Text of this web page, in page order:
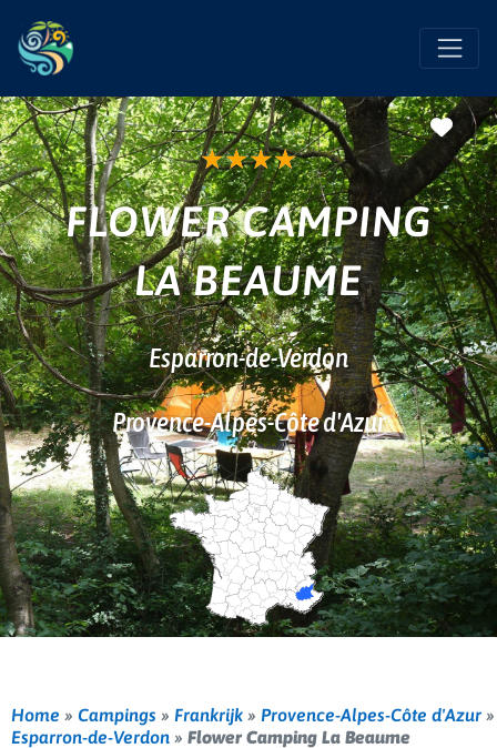
★★★★
FLOWER CAMPING
LA BEAUME
Esparron-de-Verdon
Provence-Alpes-Côte d'Azur
Home » Campings » Frankrijk » Provence-Alpes-Côte d'Azur »
Esparron-de-Verdon » Flower Camping La Beaume